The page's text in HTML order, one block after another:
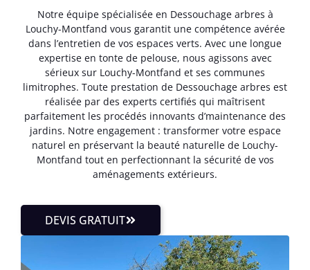
Notre équipe spécialisée en Dessouchage arbres à
Louchy-Montfand vous garantit une compétence avérée
dans l’entretien de vos espaces verts. Avec une longue
expertise en tonte de pelouse, nous agissons avec
sérieux sur Louchy-Montfand et ses communes
limitrophes. Toute prestation de Dessouchage arbres est
réalisée par des experts certifiés qui maîtrisent
parfaitement les procédés innovants d’maintenance des
jardins. Notre engagement : transformer votre espace
naturel en préservant la beauté naturelle de Louchy-
Montfand tout en perfectionnant la sécurité de vos
aménagements extérieurs.
DEVIS GRATUIT